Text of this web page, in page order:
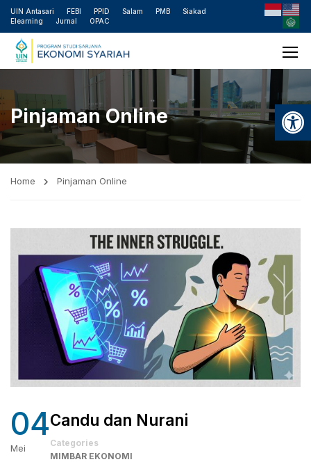
UIN Antasari FEBI PPID Salam PMB
Siakad
Elearning
Jurnal OPAC
Pinjaman Online
Home Pinjaman Online
04
Mei
Candu dan Nurani
Categories
MIMBAR EKONOMI